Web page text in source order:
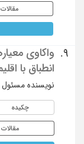
9.
واکاوی
انطباق با
نویسنده مسئول
چکیده